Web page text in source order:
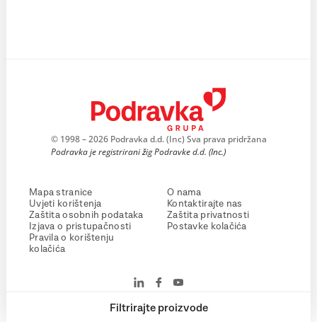
Filtrirajte proizvode
© 1998 – 2026 Podravka d.d. (Inc) Sva prava pridržana
Podravka je registrirani žig Podravke d.d. (Inc.)
Mapa stranice
Uvjeti korištenja
Zaštita osobnih podataka
Izjava o pristupačnosti
Pravila o korištenju
kolačića
O nama
Kontaktirajte nas
Zaštita privatnosti
Postavke kolačića